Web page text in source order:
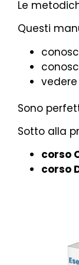
Le
Questi
Sono
Sotto alla
corso
corso